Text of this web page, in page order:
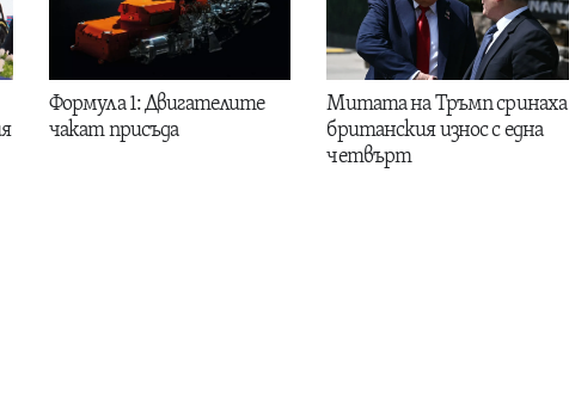
Формула 1: Двигателите
чакат присъда
Митата на Тръмп сринаха
британския износ с една
четвърт